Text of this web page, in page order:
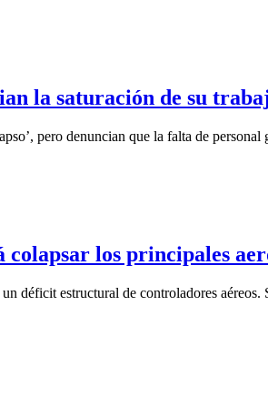
la saturación de su
pero denuncian que la falta de
los principales
déficit estructural de controladores